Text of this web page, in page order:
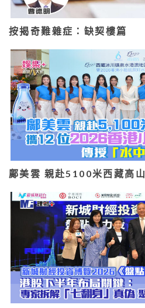
按揭奇難雜症：缺契樓篇
鄺美雲 親赴5100米西藏高